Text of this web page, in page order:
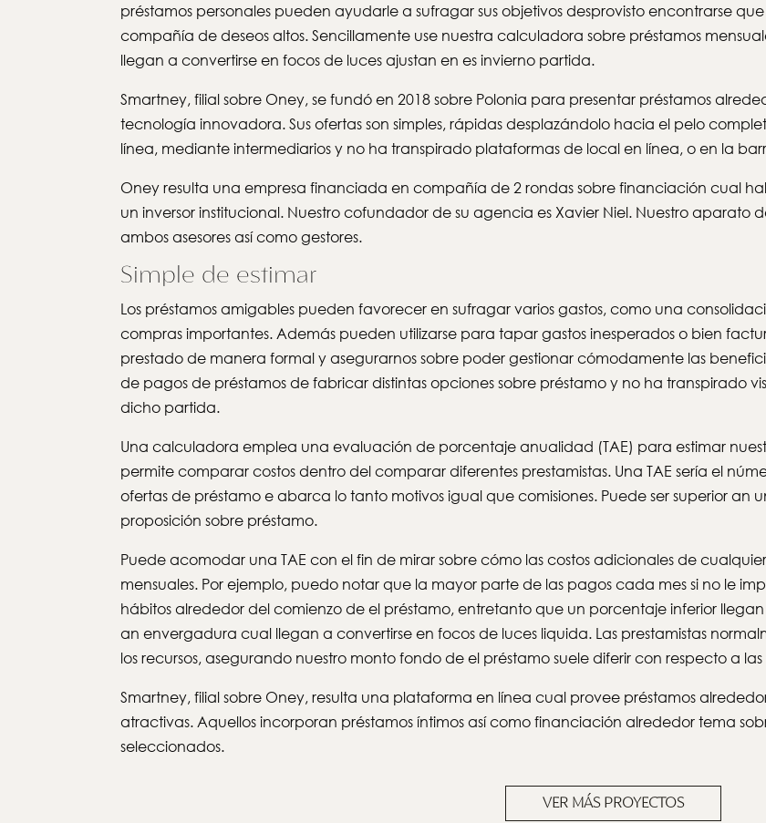
préstamos personales pueden ayudarle a sufragar sus objetivos desprovisto encontrarse
compañía de deseos altos. Sencillamente use nuestra calculadora sobre préstamos
llegan a convertirse en focos de luces ajustan en es invierno partida.
Smartney, filial sobre Oney, se fundó en 2018 sobre Polonia para presentar préstamos
tecnología innovadora. Sus ofertas son simples, rápidas desplazándolo hacia el pelo
línea, mediante intermediarios y no ha transpirado plataformas de local en línea, o en la
Oney resulta una empresa financiada en compañía de 2 rondas sobre financiación cual
un inversor institucional. Nuestro cofundador de su agencia es Xavier Niel. Nuestro
ambos asesores así­ como gestores.
Simple de estimar
Los préstamos amigables pueden favorecer en sufragar varios gastos, como una
compras importantes. Además pueden utilizarse para tapar gastos inesperados o bien
prestado de manera formal y asegurarnos sobre poder gestionar cómodamente las
de pagos de préstamos de fabricar distintas opciones sobre préstamo y no ha transpirado
dicho partida.
Una calculadora emplea una evaluación de porcentaje anualidad (TAE) para estimar
permite comparar costos dentro del comparar diferentes prestamistas. Una TAE serí­a el
ofertas de préstamo e abarca lo tanto motivos igual que comisiones. Puede ser superior
proposición sobre préstamo.
Puede acomodar una TAE con el fin de mirar sobre cómo las costos adicionales de
mensuales. Por ejemplo, puedo notar que la mayor parte de las pagos cada mes si no le
hábitos alrededor del comienzo de el préstamo, entretanto que un porcentaje inferior
an envergadura cual llegan a convertirse en focos de luces liquida. Las prestamistas
los recursos, asegurando nuestro monto fondo de el préstamo suele diferir con respecto a
Smartney, filial sobre Oney, resulta una plataforma en línea cual provee préstamos
atractivas. Aquellos incorporan préstamos íntimos así­ como financiación alrededor tema
seleccionados.
VER MÁS PROYECTOS